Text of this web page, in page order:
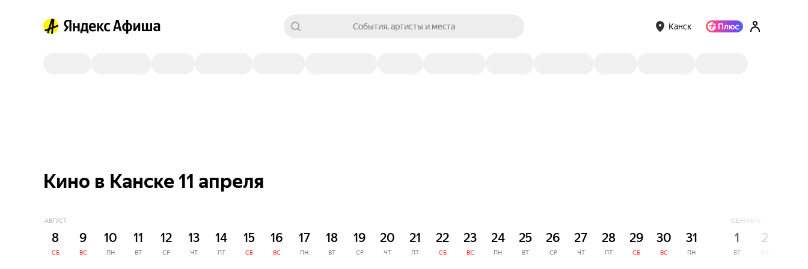
События, артисты и места Канск
Кино в Канске 11 апреля
АВГУСТ
8
СБ
9
ВС
10
ПН
11
ВТ
12
СР
13
ЧТ
14
ПТ
15
СБ
16
ВС
17
ПН
18
ВТ
19
СР
20
ЧТ
21
ПТ
22
СБ
23
ВС
24
ПН
25
ВТ
26
СР
27
ЧТ
28
ПТ
29
СБ
30
ВС
31
ПН
СЕНТЯБРЬ
1
ВТ
2